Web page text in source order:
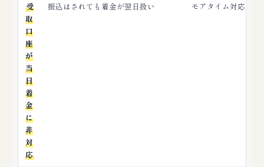
受
取
口
座
が
当
日
着
金
に
非
対
応
振込はされても着金が翌日扱い モアタイム対応・同